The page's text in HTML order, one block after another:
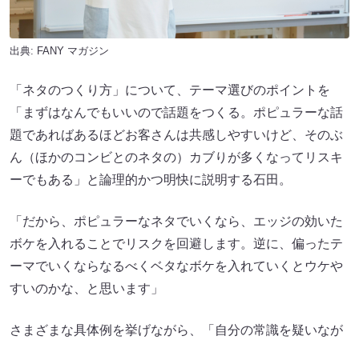
出典: FANY マガジン
「ネタのつくり方」について、テーマ選びのポイントを
「まずはなんでもいいので話題をつくる。ポピュラーな話
題であればあるほどお客さんは共感しやすいけど、そのぶ
ん（ほかのコンビとのネタの）カブりが多くなってリスキ
ーでもある」と論理的かつ明快に説明する石田。
「だから、ポピュラーなネタでいくなら、エッジの効いた
ボケを入れることでリスクを回避します。逆に、偏ったテ
ーマでいくならなるべくベタなボケを入れていくとウケや
すいのかな、と思います」
さまざまな具体例を挙げながら、「自分の常識を疑いなが